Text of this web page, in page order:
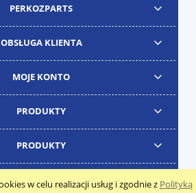
w celu realizacji usług i zgodnie z Polityką
PERKOZPARTS
OBSŁUGA KLIENTA
MOJE KONTO
PRODUKTY
PRODUKTY